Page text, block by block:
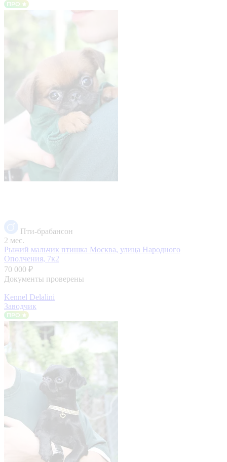
Пти-брабансон
2 мес.
Рыжий мальчик птишка Москва, улица Народного
Ополчения, 7к2
70 000 ₽
Документы проверены
Kennel Delalini
Заводчик